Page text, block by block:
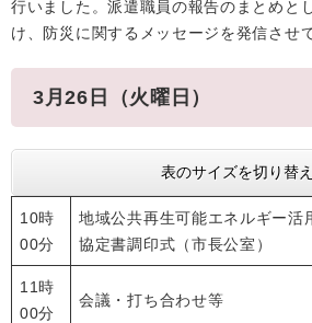
行いました。派遣職員の報告のまとめと
け、防災に関するメッセージを発信させ
3月26日（火曜日）
表のサイズを切り替
10時
00分
地域公共再生可能エネルギー活
協定書調印式（市長公室）
11時
00分
会議・打ち合わせ等